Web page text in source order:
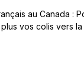
au Canada :
plus vos colis vers